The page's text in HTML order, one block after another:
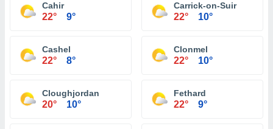
Cahir
22° 9°
Carrick-on-Suir
22° 10°
Cashel
22° 8°
Clonmel
22° 10°
Cloughjordan
20° 10°
Fethard
22° 9°